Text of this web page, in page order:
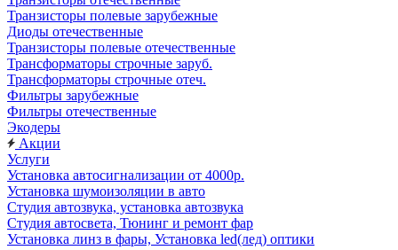
Транзисторы полевые зарубежные
Диоды отечественные
Транзисторы полевые отечественные
Трансформаторы строчные заруб.
Трансформаторы строчные отеч.
Фильтры зарубежные
Фильтры отечественные
Экодеры
Акции
Услуги
Установка автосигнализации от 4000р.
Установка шумоизоляции в авто
Студия автозвука, установка автозвука
Студия автосвета, Тюнинг и ремонт фар
Установка линз в фары, Установка led(лед) оптики